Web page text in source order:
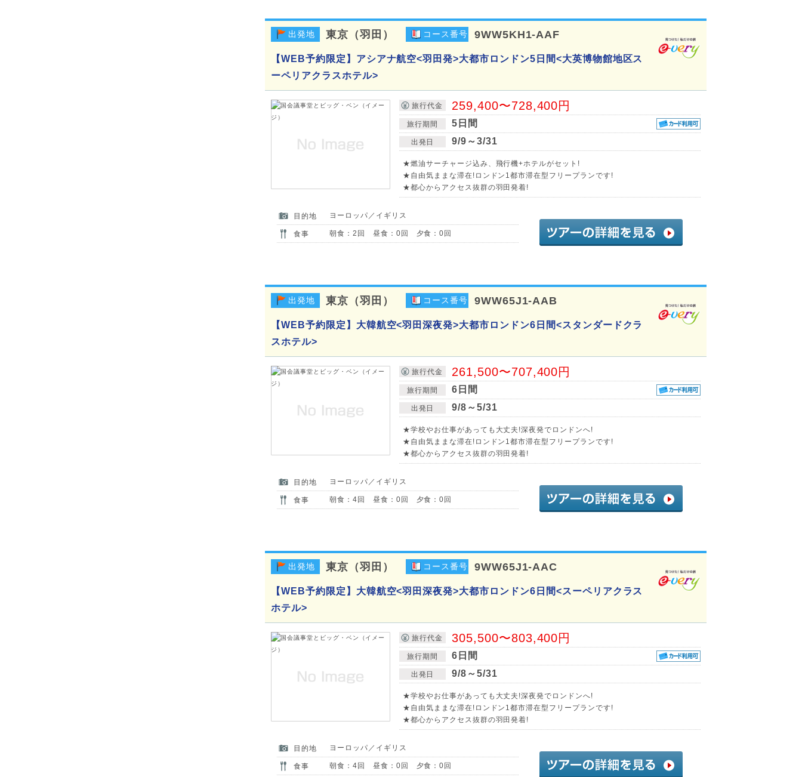
出発地 東京（羽田） コース番号 9WW5KH1-AAF
【WEB予約限定】アシアナ航空<羽田発>大都市ロンドン5日間<大英博物館地区ス
ーペリアクラスホテル>
旅行代金 259,400〜728,400円
旅行期間 5日間
出発日 9/9～3/31
★燃油サーチャージ込み、飛行機+ホテルがセット!
★自由気ままな滞在!ロンドン1都市滞在型フリープランです!
★都心からアクセス抜群の羽田発着!
目的地 ヨーロッパ／イギリス
食事 朝食：2回 昼食：0回 夕食：0回
出発地 東京（羽田） コース番号 9WW65J1-AAB
【WEB予約限定】大韓航空<羽田深夜発>大都市ロンドン6日間<スタンダードクラ
スホテル>
旅行代金 261,500〜707,400円
旅行期間 6日間
出発日 9/8～5/31
★学校やお仕事があっても大丈夫!深夜発でロンドンへ!
★自由気ままな滞在!ロンドン1都市滞在型フリープランです!
★都心からアクセス抜群の羽田発着!
目的地 ヨーロッパ／イギリス
食事 朝食：4回 昼食：0回 夕食：0回
出発地 東京（羽田） コース番号 9WW65J1-AAC
【WEB予約限定】大韓航空<羽田深夜発>大都市ロンドン6日間<スーペリアクラス
ホテル>
旅行代金 305,500〜803,400円
旅行期間 6日間
出発日 9/8～5/31
★学校やお仕事があっても大丈夫!深夜発でロンドンへ!
★自由気ままな滞在!ロンドン1都市滞在型フリープランです!
★都心からアクセス抜群の羽田発着!
目的地 ヨーロッパ／イギリス
食事 朝食：4回 昼食：0回 夕食：0回